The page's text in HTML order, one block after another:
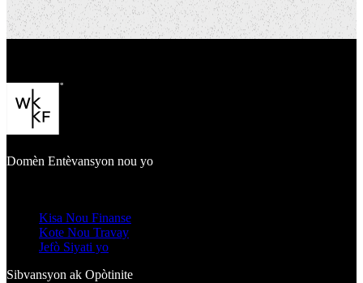
Domèn Entèvansyon nou yo
Kisa Nou Finanse
Kote Nou Travay
Jefò Siyati yo
Sibvansyon ak Opòtinite